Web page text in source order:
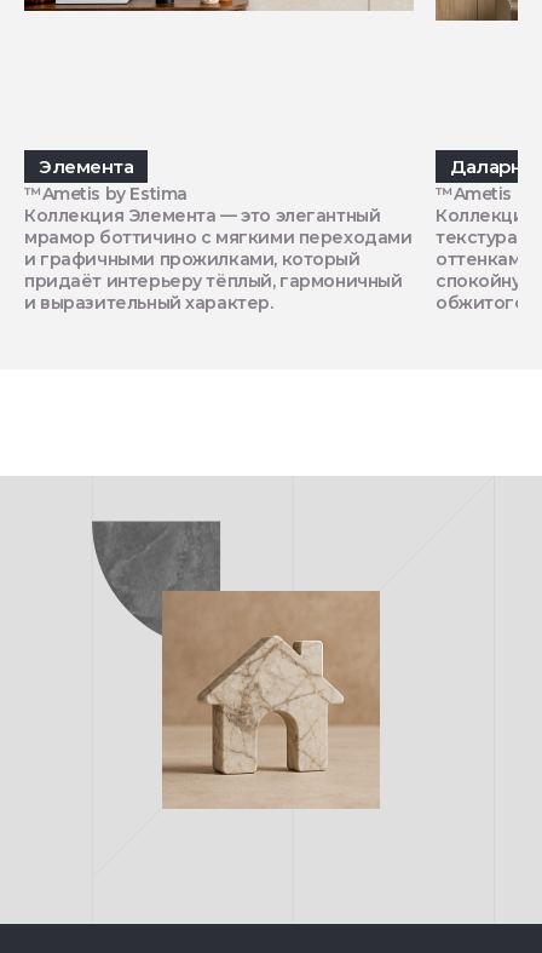
Элемента
™Ametis by Estima
Коллекция Элемента — это элегантный
мрамор боттичино с мягкими переходами
и графичными прожилками, который
придаёт интерьеру тёплый, гармоничный
и выразительный характер.
Даларна
™Ametis by
Коллекция
текстура
обжитого